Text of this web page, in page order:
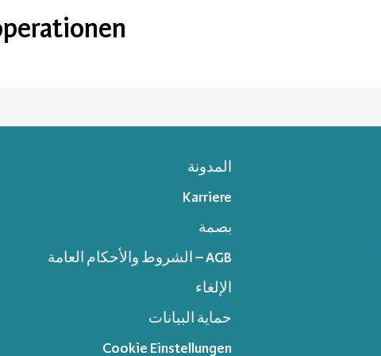
المدونة
Karriere
بصمة
AGB – الشروط والأحكام العامة
الإلغاء
حماية البيانات
Cookie Einstellungen